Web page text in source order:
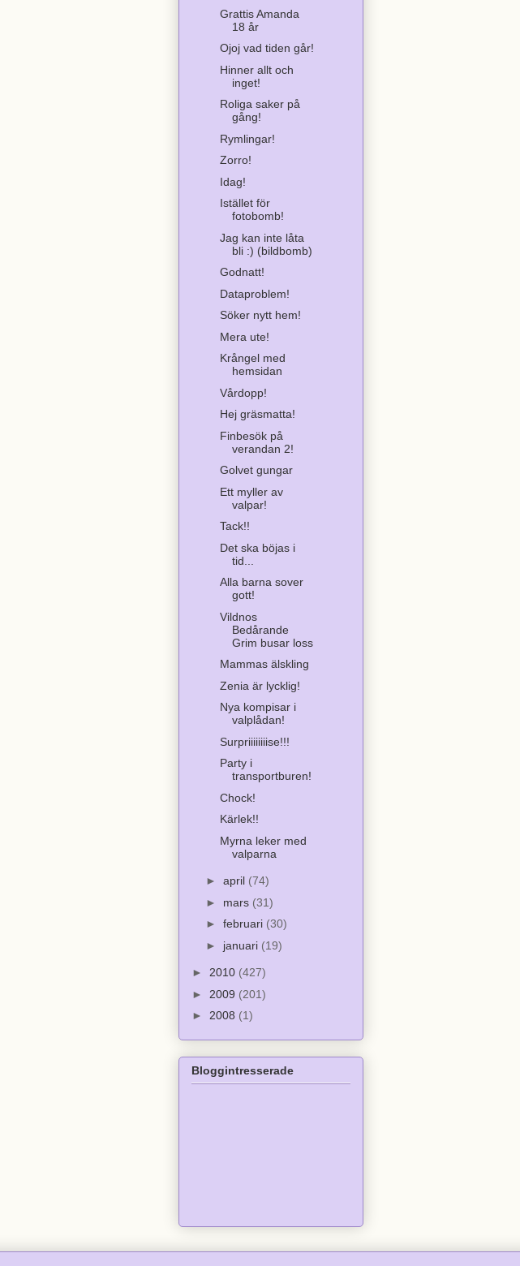
Grattis Amanda
18 år
Ojoj vad tiden går!
Hinner allt och
inget!
Roliga saker på
gång!
Rymlingar!
Zorro!
Idag!
Istället för
fotobomb!
Jag kan inte låta
bli :) (bildbomb)
Godnatt!
Dataproblem!
Söker nytt hem!
Mera ute!
Krångel med
hemsidan
Vårdopp!
Hej gräsmatta!
Finbesök på
verandan 2!
Golvet gungar
Ett myller av
valpar!
Tack!!
Det ska böjas i
tid...
Alla barna sover
gott!
Vildnos
Bedårande
Grim busar loss
Mammas älskling
Zenia är lycklig!
Nya kompisar i
valplådan!
Surpriiiiiiiise!!!
Party i
transportburen!
Chock!
Kärlek!!
Myrna leker med
valparna
► april (74)
► mars (31)
► februari (30)
► januari (19)
► 2010 (427)
► 2009 (201)
► 2008 (1)
Bloggintresserade